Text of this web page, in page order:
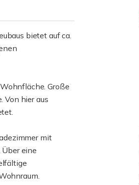
bietet auf ca.
Große
Von hier aus
mit
Über eine